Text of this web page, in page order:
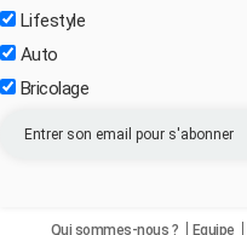
Lifestyle
Auto
Bricolage
Qui sommes-nous ? Equipe